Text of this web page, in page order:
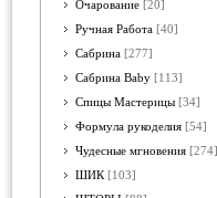
Очарование [20]
Ручная Работа [40]
Сабрина [277]
Сабрина Baby [113]
Спицы Мастерицы [34]
Формула рукоделия [54]
Чудесные мгновения [274]
ШИК [103]